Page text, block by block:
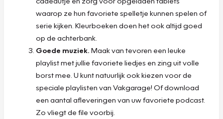
waarop ze hun favoriete spelletje kunnen spelen of
serie kijken. Kleurboeken doen het ook altijd goed
op de achterbank.
Goede muziek. Maak van tevoren een leuke
playlist met jullie favoriete liedjes en zing uit volle
borst mee. U kunt natuurlijk ook kiezen voor de
speciale playlisten van Vakgarage! Of download
een aantal afleveringen van uw favoriete podcast.
Zo vliegt de file voorbij.